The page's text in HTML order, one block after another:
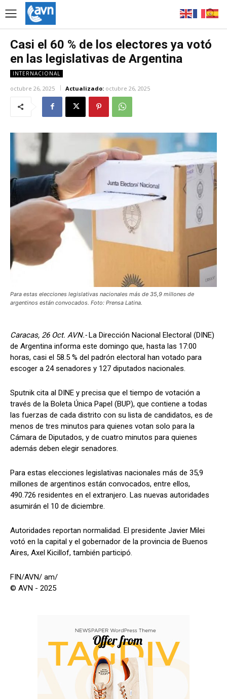
Casi el 60 % de los electores ya votó
en las legislativas de Argentina
INTERNACIONAL
octubre 26, 2025 Actualizado: octubre 26, 2025
Para estas elecciones legislativas nacionales más de 35,9 millones de
argentinos están convocados. Foto: Prensa Latina.
Caracas, 26 Oct. AVN.-La Dirección Nacional Electoral (DINE)
de Argentina informa este domingo que, hasta las 17:00
horas, casi el 58.5 % del padrón electoral han votado para
escoger a 24 senadores y 127 diputados nacionales.
Sputnik cita al DINE y precisa que el tiempo de votación a
través de la Boleta Única Papel (BUP), que contiene a todas
las fuerzas de cada distrito con su lista de candidatos, es de
menos de tres minutos para quienes votan solo para la
Cámara de Diputados, y de cuatro minutos para quienes
además deben elegir senadores.
Para estas elecciones legislativas nacionales más de 35,9
millones de argentinos están convocados, entre ellos,
490.726 residentes en el extranjero. Las nuevas autoridades
asumirán el 10 de diciembre.
Autoridades reportan normalidad. El presidente Javier Milei
votó en la capital y el gobernador de la provincia de Buenos
Aires, Axel Kicillof, también participó.
FIN/AVN/ am/
© AVN - 2025